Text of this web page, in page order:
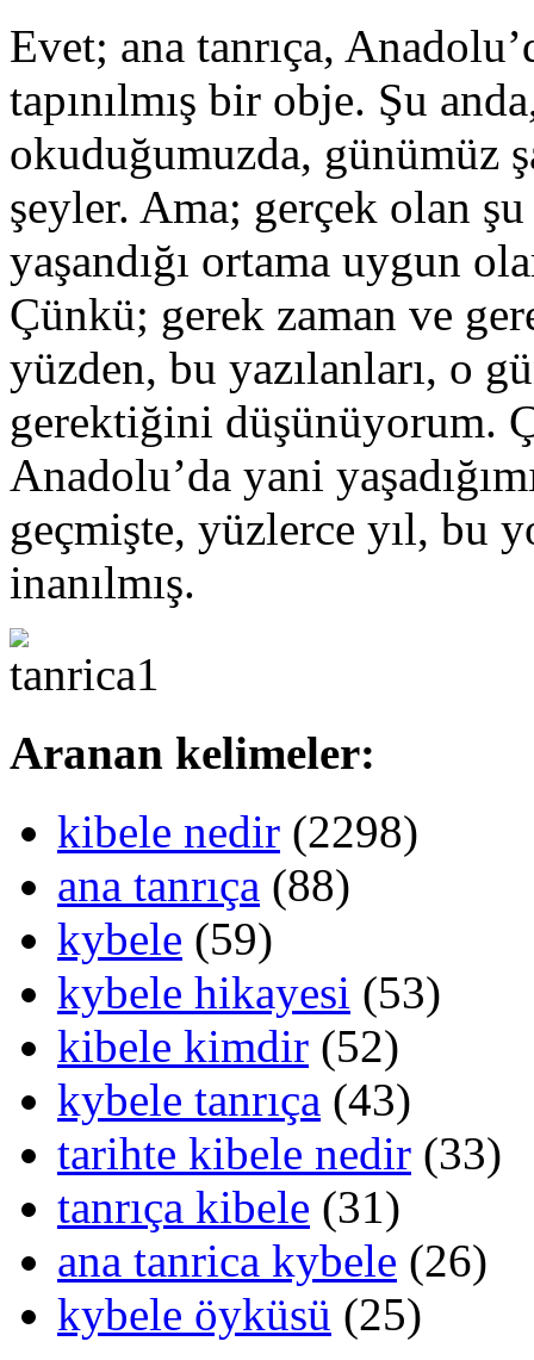
Evet; ana tanrıça,
tapınılmış bir obje. Şu
okuduğumuzda, günümüz
şeyler. Ama; gerçek olan
yaşandığı ortama uygun
Çünkü; gerek zaman ve
yüzden, bu yazılanları, o
gerektiğini düşünüyorum.
Anadolu’da yani
geçmişte, yüzlerce yıl, bu
inanılmış.
Aranan kelimeler:
kibele nedir (2298)
ana tanrıça (88)
kybele (59)
kybele hikayesi (53)
kibele kimdir (52)
kybele tanrıça (43)
tarihte kibele nedir (33)
tanrıça kibele (31)
ana tanrica kybele (26)
kybele öyküsü (25)